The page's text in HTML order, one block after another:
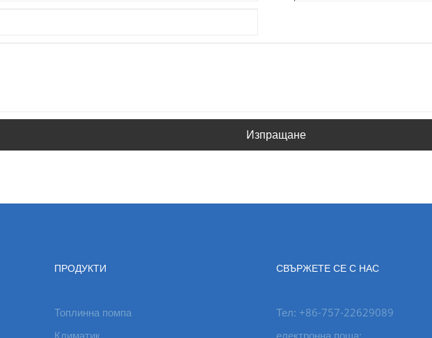
Изпращане
ПРОДУКТИ
Топлинна помпа
Климатик
СВЪРЖЕТЕ СЕ С НАС
Тел: +86-757-22629089
електронна поща: